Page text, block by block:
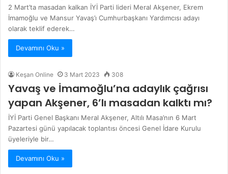
2 Mart’ta masadan kalkan İYİ Parti lideri Meral Akşener, Ekrem
İmamoğlu ve Mansur Yavaş’ı Cumhurbaşkanı Yardımcısı adayı
olarak teklif ederek…
Devamını Oku »
Keşan Online 3 Mart 2023 308
Yavaş ve İmamoğlu’na adaylık çağrısı
yapan Akşener, 6’lı masadan kalktı mı?
İYİ Parti Genel Başkanı Meral Akşener, Altılı Masa’nın 6 Mart
Pazartesi günü yapılacak toplantısı öncesi Genel İdare Kurulu
üyeleriyle bir…
Devamını Oku »